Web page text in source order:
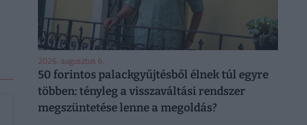
2026. augusztus 6.
50 forintos palackgyűjtésből élnek túl egyre
többen: tényleg a visszaváltási rendszer
megszüntetése lenne a megoldás?